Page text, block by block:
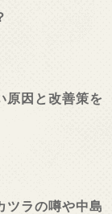
原因と改善策を
ツラの噂や中島